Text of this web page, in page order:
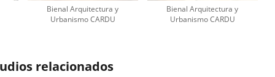
Bienal Arquitectura y
Urbanismo CARDU
Bienal Arquitectura y
Urbanismo CARDU
relacionados